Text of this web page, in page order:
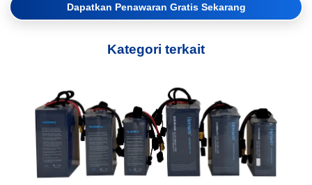
Dapatkan Penawaran Gratis Sekarang
Kategori terkait